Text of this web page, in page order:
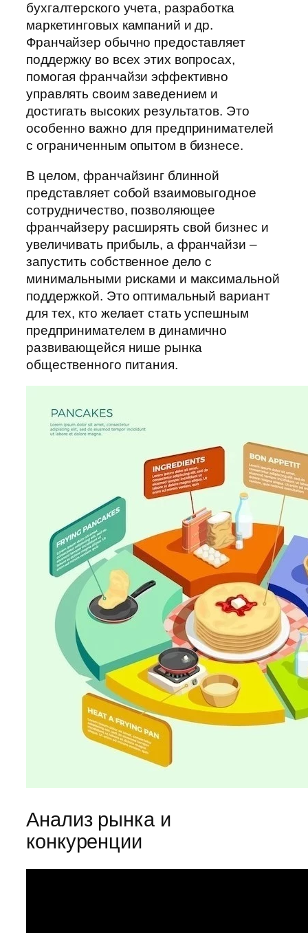
бухгалтерского учета, разработка
маркетинговых кампаний и др.
Франчайзер обычно предоставляет
поддержку во всех этих вопросах,
помогая франчайзи эффективно
управлять своим заведением и
достигать высоких результатов. Это
особенно важно для предпринимателей
с ограниченным опытом в бизнесе.
В целом, франчайзинг блинной
представляет собой взаимовыгодное
сотрудничество, позволяющее
франчайзеру расширять свой бизнес и
увеличивать прибыль, а франчайзи –
запустить собственное дело с
минимальными рисками и максимальной
поддержкой. Это оптимальный вариант
для тех, кто желает стать успешным
предпринимателем в динамично
развивающейся нише рынка
общественного питания.
Анализ рынка и
конкуренции